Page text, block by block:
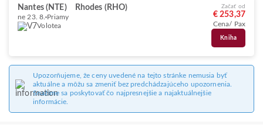
Nantes (NTE) Rhodes (RHO)
ne 23. 8. Priamy
Volotea
Začať od
€ 253,37
Cena/ Pax
Kniha
Upozorňujeme, že ceny uvedené na tejto stránke nemusia byť
aktuálne a môžu sa zmeniť bez predchádzajúceho upozornenia.
Snažíme sa poskytovať čo najpresnejšie a najaktuálnejšie
informácie.